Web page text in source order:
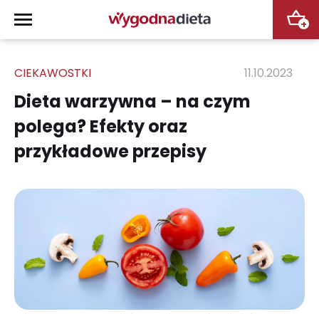
+
CIEKAWOSTKI 11.10.2023
Dieta warzywna – na czym
polega? Efekty oraz
przykładowe przepisy